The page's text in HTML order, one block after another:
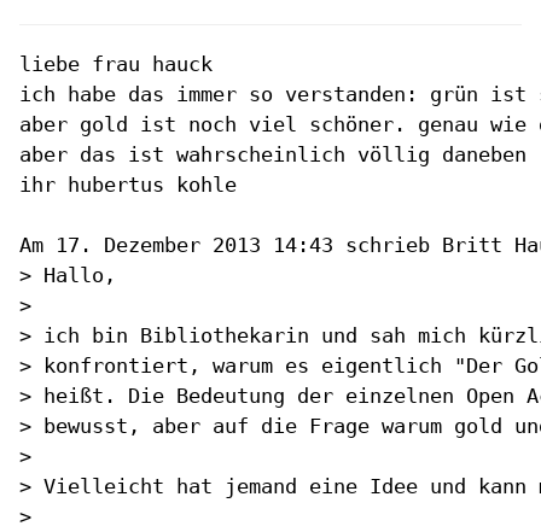
liebe frau hauck
ich habe das immer so verstanden: grün ist
aber gold ist noch viel schöner. genau wie
aber das ist wahrscheinlich völlig
ihr hubertus kohle
Am 17. Dezember 2013 14:43 schrieb Britt
> Hallo,
>
> ich bin Bibliothekarin und sah mich
> konfrontiert, warum es eigentlich "Der
> heißt. Die Bedeutung der einzelnen Open
> bewusst, aber auf die Frage warum gold
>
> Vielleicht hat jemand eine Idee und kann
>